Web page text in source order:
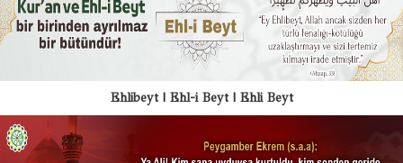
Ehlibeyt | Ehl-i Beyt | Ehli Beyt